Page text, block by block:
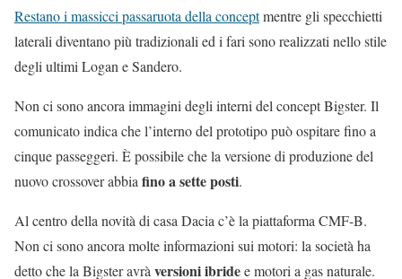
Restano i massicci passaruota della conceptmentre gli specchietti
laterali diventano più tradizionali ed i fari sono realizzati nello stile
degli ultimi Logan e Sandero.
Non ci sono ancora immagini degli interni del concept Bigster. Il
comunicato indica che l’interno del prototipo può ospitare fino a
cinque passeggeri. È possibile che la versione di produzione del
nuovo crossover abbia fino a sette posti.
Al centro della novità di casa Dacia c’è la piattaforma CMF-B.
Non ci sono ancora molte informazioni sui motori: la società ha
detto che la Bigster avrà versioni ibridee motori a gas naturale.